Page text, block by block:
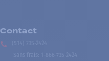
Contact
(514) 735-2424
Sans frais
1-866-735-2424